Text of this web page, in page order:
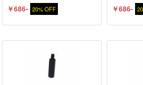
￥686- 20% OFF
￥686-